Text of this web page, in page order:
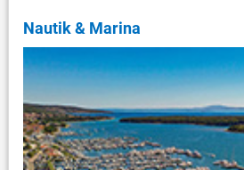
Nautik & Marina